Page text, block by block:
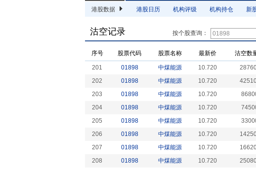
港股数据 港股日历 机构评级 机构持仓 新
沽空记录 按个股查询：
序号 股票代码 股票名称 最新价 沽空数
201 01898 中煤能源 10.720
202
01898 中煤能源 10.720
203
01898 中煤能源 10.720
204
01898 中煤能源 10.720
205
01898 中煤能源 10.720
206
01898 中煤能源 10.720
207
01898 中煤能源 10.720
208
01898 中煤能源 10.720